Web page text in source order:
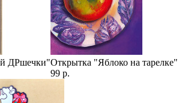
ДРшечки"Открытка "Яблоко на тарелке"
99 р.